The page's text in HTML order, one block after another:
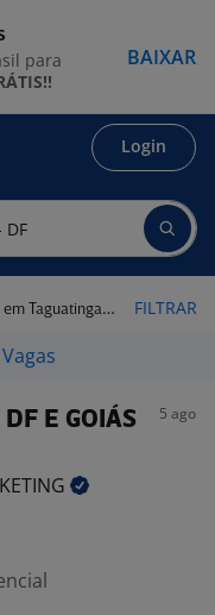
Login
- DF FILTRAR
E GOIÁS
5 ago
para
BAIXAR